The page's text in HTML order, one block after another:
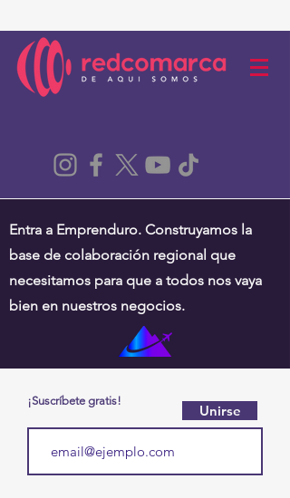
Entra a Emprenduro. Construyamos la
base de colaboración regional que
necesitamos para que a todos nos vaya
bien en nuestros negocios.
¡Suscríbete gratis!
Unirse